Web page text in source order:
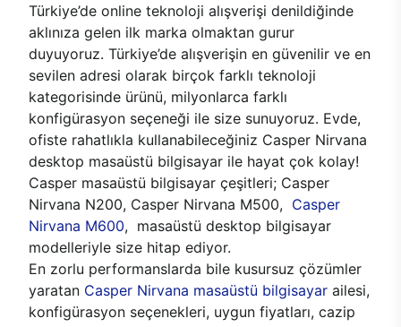
Türkiye’de online teknoloji alışverişi denildiğinde
aklınıza gelen ilk marka olmaktan gurur
duyuyoruz. Türkiye’de alışverişin en güvenilir ve en
sevilen adresi olarak birçok farklı teknoloji
kategorisinde ürünü, milyonlarca farklı
konfigürasyon seçeneği ile size sunuyoruz. Evde,
ofiste rahatlıkla kullanabileceğiniz Casper Nirvana
desktop masaüstü bilgisayar ile hayat çok kolay!
Casper masaüstü bilgisayar çeşitleri; Casper
Nirvana N200, Casper Nirvana M500, Casper
Nirvana M600, masaüstü desktop bilgisayar
modelleriyle size hitap ediyor.
En zorlu performanslarda bile kusursuz çözümler
yaratan Casper Nirvana masaüstü bilgisayar ailesi,
konfigürasyon seçenekleri, uygun fiyatları, cazip